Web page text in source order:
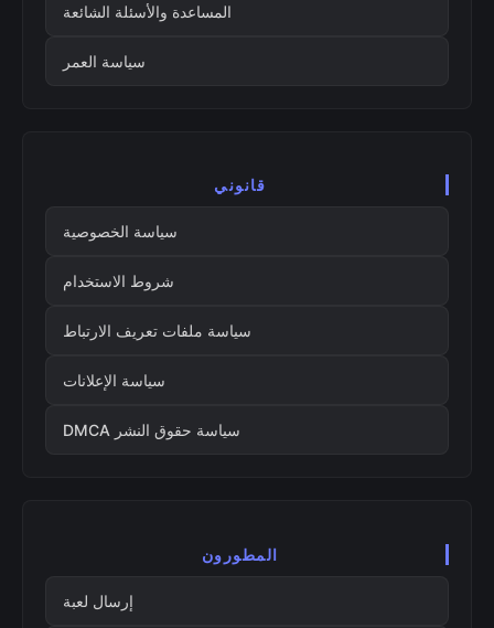
المساعدة والأسئلة الشائعة
سياسة العمر
قانوني
سياسة الخصوصية
شروط الاستخدام
سياسة ملفات تعريف الارتباط
سياسة الإعلانات
سياسة حقوق النشر DMCA
المطورون
إرسال لعبة